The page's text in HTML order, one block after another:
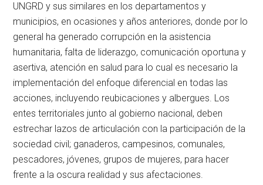
UNGRD y sus similares en los departamentos y
municipios, en ocasiones y años anteriores, donde por lo
general ha generado corrupción en la asistencia
humanitaria, falta de liderazgo, comunicación oportuna y
asertiva, atención en salud para lo cual es necesario la
implementación del enfoque diferencial en todas las
acciones, incluyendo reubicaciones y albergues. Los
entes territoriales junto al gobierno nacional, deben
estrechar lazos de articulación con la participación de la
sociedad civil; ganaderos, campesinos, comunales,
pescadores, jóvenes, grupos de mujeres, para hacer
frente a la oscura realidad y sus afectaciones.